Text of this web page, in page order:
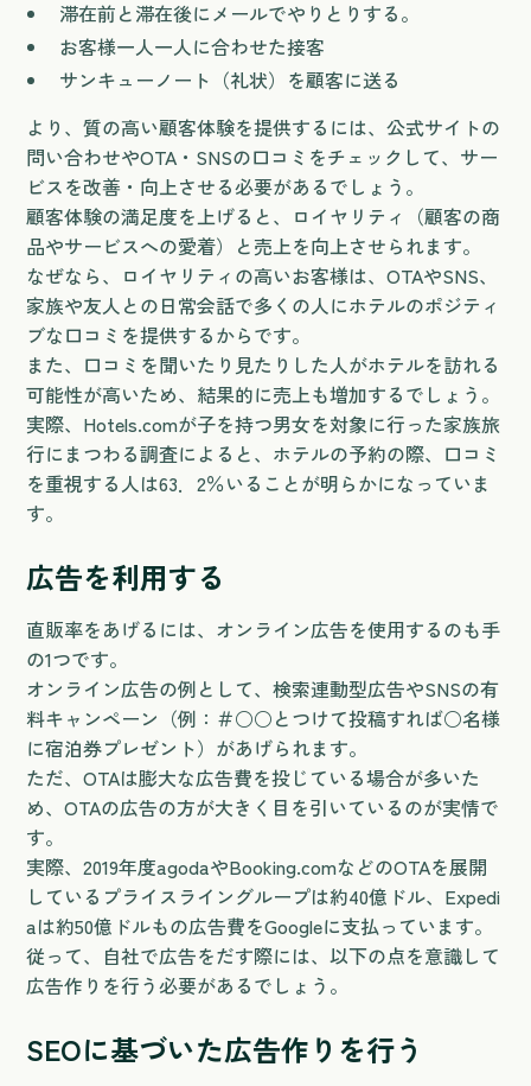
滞在前と滞在後にメールでやりとりする。
お客様一人一人に合わせた接客
サンキューノート（礼状）を顧客に送る
より、質の高い顧客体験を提供するには、公式サイトの
問い合わせやOTA・SNSの口コミをチェックして、サー
ビスを改善・向上させる必要があるでしょう。
顧客体験の満足度を上げると、ロイヤリティ（顧客の商
品やサービスへの愛着）と売上を向上させられます。
なぜなら、ロイヤリティの高いお客様は、OTAやSNS、
家族や友人との日常会話で多くの人にホテルのポジティ
ブな口コミを提供するからです。
また、口コミを聞いたり見たりした人がホテルを訪れる
可能性が高いため、結果的に売上も増加するでしょう。
実際、Hotels.comが子を持つ男女を対象に行った家族旅
行にまつわる調査によると、ホテルの予約の際、口コミ
を重視する人は63．2％いることが明らかになっていま
す。
広告を利用する
直販率をあげるには、オンライン広告を使用するのも手
の1つです。
オンライン広告の例として、検索連動型広告やSNSの有
料キャンペーン（例：＃○○とつけて投稿すれば○名様
に宿泊券プレゼント）があげられます。
ただ、OTAは膨大な広告費を投じている場合が多いた
め、OTAの広告の方が大きく目を引いているのが実情で
す。
実際、2019年度agodaやBooking.comなどのOTAを展開
しているプライスライングループは約40億ドル、Expedi
aは約50億ドルもの広告費をGoogleに支払っています。
従って、自社で広告をだす際には、以下の点を意識して
広告作りを行う必要があるでしょう。
SEOに基づいた広告作りを行う